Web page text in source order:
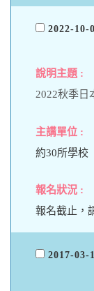
2022-10-
2022秋季日
約30所學校
報名截止，
2017-03-